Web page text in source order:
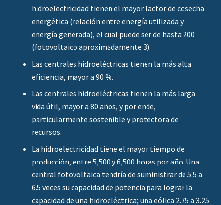
hidroelectricidad tienen el mayor factor de cosecha
energética (relación entre energía utilizada y
energía generada), el cual puede ser de hasta 200
(fotovoltaico aproximadamente 3).
Las centrales hidroeléctricas tienen la más alta
eficiencia, mayor a 90 %.
Las centrales hidroeléctricas tienen la más larga
vida útil, mayor a 80 años, y por ende,
particularmente sostenible y protectora de
recursos.
La hidroelectricidad tiene el mayor tiempo de
producción, entre 5,500 y 6,500 horas por año. Una
central fotovoltaica tendría de suministrar de 5.5 a
6.5 veces su capacidad de potencia para lograr la
capacidad de una hidroeléctrica; una eólica 2.75 a 3.25